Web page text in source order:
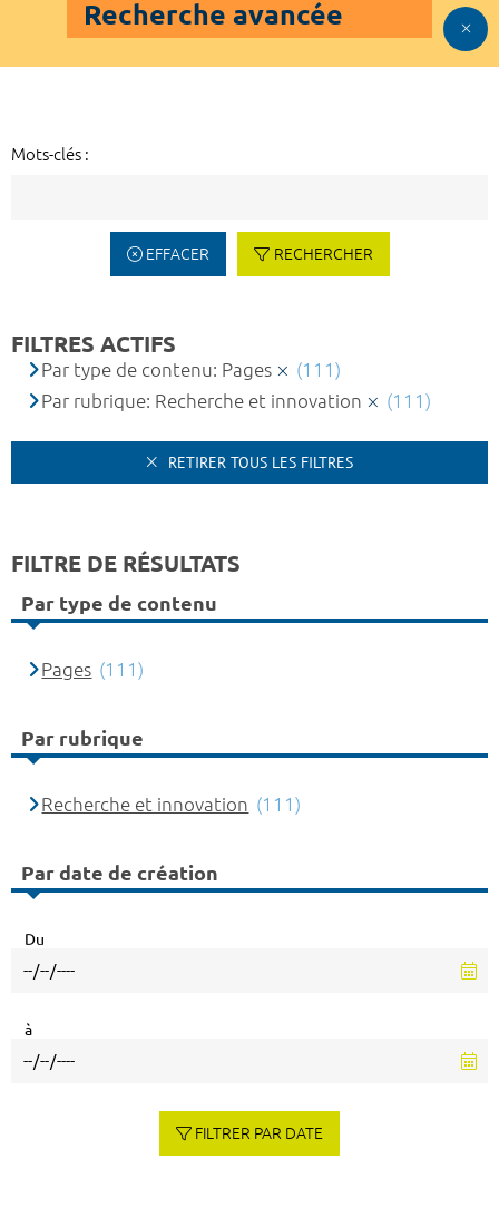
Recherche avancée
Mots-clés :
EFFACER RECHERCHER
FILTRES ACTIFS
Par type de contenu: Pages
(111)
Par rubrique: Recherche et innovation
(111)
RETIRER TOUS LES FILTRES
FILTRE DE RÉSULTATS
Par type de contenu
Pages (111)
Par rubrique
Recherche et innovation (111)
Par date de création
Du
à
FILTRER PAR DATE